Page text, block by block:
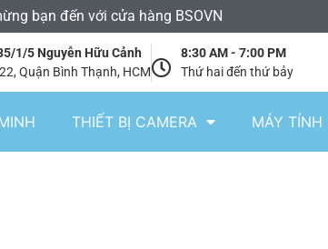
bạn đến với cửa hàng BSOVN
1/5 Nguyễn Hữu Cảnh
Quận Bình Thạnh, HCM
8:30 AM - 7:00 PM
Thứ hai đến thứ bảy
THIẾT BỊ CAMERA MÁY TÍNH